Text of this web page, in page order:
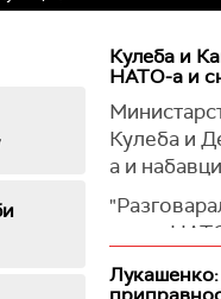
Кулеба и
НАТО-а и
Кулеба и
а и
самит
Лукашенко: